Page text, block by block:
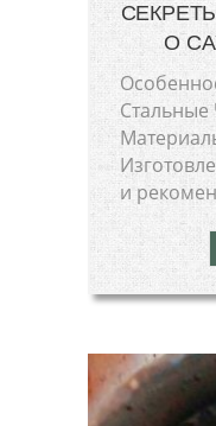
О
Стальные
и